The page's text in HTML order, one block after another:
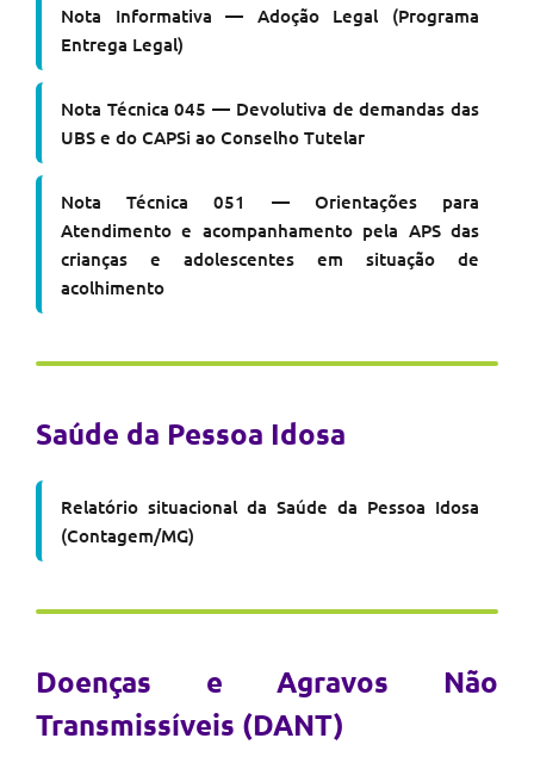
Nota Informativa — Adoção Legal (Programa
Entrega Legal)
Nota Técnica 045 — Devolutiva de demandas das
UBS e do CAPSi ao Conselho Tutelar
Nota Técnica 051 — Orientações para
Atendimento e acompanhamento pela APS das
crianças e adolescentes em situação de
acolhimento
Saúde da Pessoa Idosa
Relatório situacional da Saúde da Pessoa Idosa
(Contagem/MG)
Doenças e Agravos Não
Transmissíveis (DANT)